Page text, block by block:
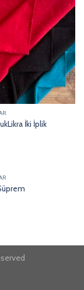
İki İplik